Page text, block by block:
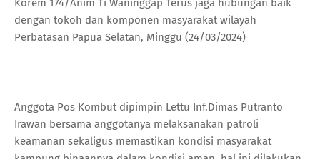
Korem 174/Anim Ti Waninggap Terus jaga hubungan baik
dengan tokoh dan komponen masyarakat wilayah
Perbatasan Papua Selatan, Minggu (24/03/2024)
Anggota Pos Kombut dipimpin Lettu Inf.Dimas Putranto
Irawan bersama anggotanya melaksanakan patroli
keamanan sekaligus memastikan kondisi masyarakat